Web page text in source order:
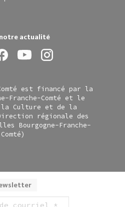
notre actualité
est financé par la
Franche-Comté et le
la Culture et de la
régionale des
Bourgogne-Franche-
Comté)